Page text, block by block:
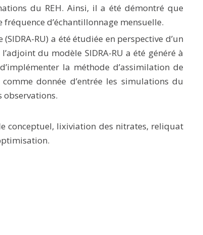
du REH. Ainsi, il a été démontré que
fréquence d’échantillonnage mensuelle.
RU) a été étudiée en perspective d’un
du modèle SIDRA-RU a été généré à
la méthode d’assimilation de
donnée d’entrée les simulations du
observations.
conceptuel, lixiviation des nitrates, reliquat